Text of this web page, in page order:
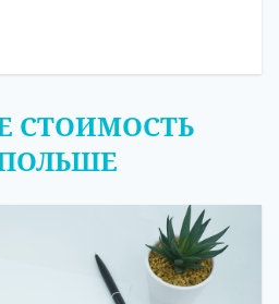
СТОИМОСТЬ